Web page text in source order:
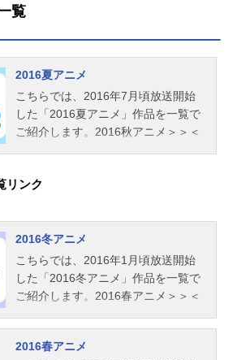
覧
2016夏アニメ
こちらでは、2016年7月頃放送開始
した「2016夏アニメ」作品を一覧で
ご紹介します。2016秋アニメ＞＞＜
リンク
2016冬アニメ
こちらでは、2016年1月頃放送開始
した「2016冬アニメ」作品を一覧で
ご紹介します。2016春アニメ＞＞＜
2016春アニメ